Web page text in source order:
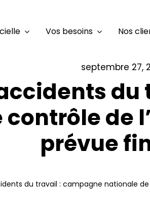
Vos besoins Nos
septembre 27,
de
prévue
du travail : campagne nationale